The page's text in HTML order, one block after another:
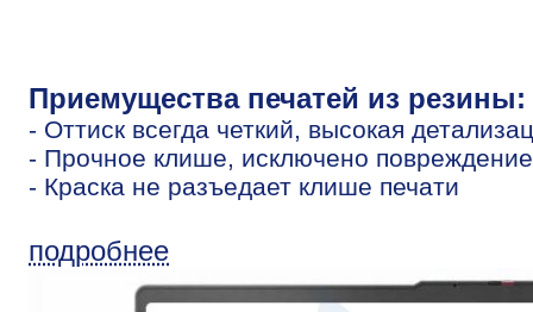
Приемущества печатей из резины:
- Оттиск всегда четкий, высокая
- Прочное клише, исключено
- Краска не разъедает клише печати
подробнее